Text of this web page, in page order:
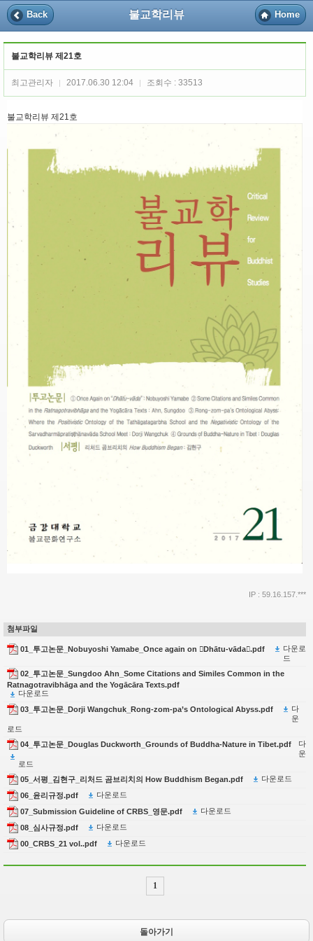
Back 불교학리뷰 Home
불교학리뷰 제21호
최고관리자 2017.06.30 12:04 조회수 : 33513
불교학리뷰 제21호
IP : 59.16.157.***
첨부파일
01_투고논문_Nobuyoshi Yamabe_Once again on Dhātu-vāda.pdf 다운로
드
02_투고논문_Sungdoo Ahn_Some Citations and Similes Common in the
Ratnagotravibhāga and the Yogācāra Texts.pdf
다운로드
03_투고논문_Dorji Wangchuk_Rong-zom-pa’s Ontological Abyss.pdf 다
운
로드
04_투고논문_Douglas Duckworth_Grounds of Buddha-Nature in Tibet.pdf 다
운
로드
05_서평_김현구_리처드 곰브리치의 How Buddhism Began.pdf
다운로드
06_윤리규정.pdf
다운로드
07_Submission Guideline of CRBS_영문.pdf
다운로드
08_심사규정.pdf
다운로드
00_CRBS_21 vol..pdf
다운로드
1
돌아가기